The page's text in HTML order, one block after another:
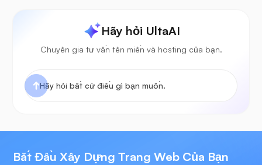
Hãy hỏi UltaAI
Chuyên gia tư vấn tên miền và hosting của bạn.
Bắt Đầu Xây Dựng Trang Web Của Bạn